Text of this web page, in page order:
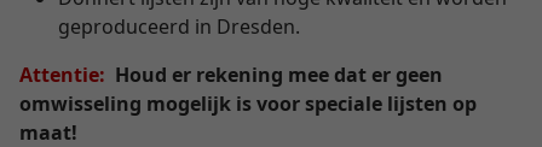
geproduceerd in Dresden.
Attentie: Houd er rekening mee dat er geen
omwisseling mogelijk is voor speciale lijsten op
maat!